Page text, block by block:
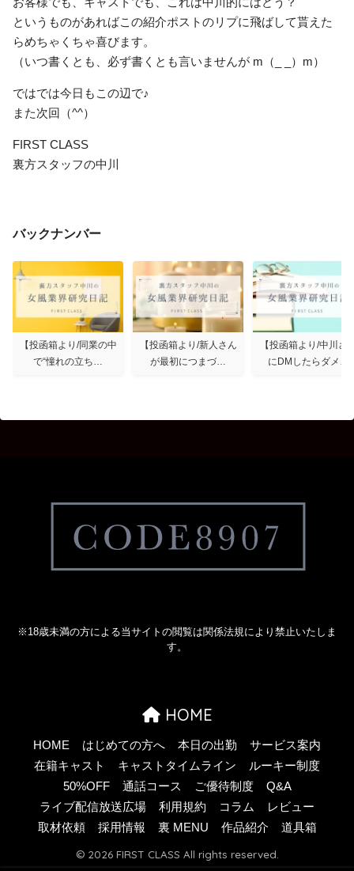
というものがあればこの紹介ポストのリプに飛ばして貰えた
らめちゃくちゃ喜びます。
（いつ書くとも、必ず書くとも言いませんが m（_ _）m）
ではでは今日もこの辺で♪
また次回（^^）
FIRST CLASS
裏方スタッフの中川
バックナンバー
【投函箱より/同業の中
で“憧れの立ち…
【投函箱より/新人さん
が最初につまづ…
【投函箱より/中川さ
にDMしたらダメ…
※18歳未満の方による当サイトの閲覧は関係法規により禁止いたしま
す。
HOME
HOME はじめての方へ 本日の出勤
サービス案内
在籍キャスト
キャストタイムライン
ルーキー制度
50%OFF
通話コース ご優待制度
Q&A
ライブ配信放送広場
利用規約 コラム
レビュー
取材依頼
採用情報 裏 MENU 作品紹介 道具箱
© 2026 FIRST CLASS All rights reserved.